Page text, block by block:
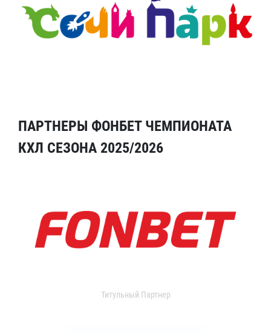
ПАРТНЕРЫ ФОНБЕТ ЧЕМПИОНАТА
КХЛ СЕЗОНА 2025/2026
Титульный Партнер